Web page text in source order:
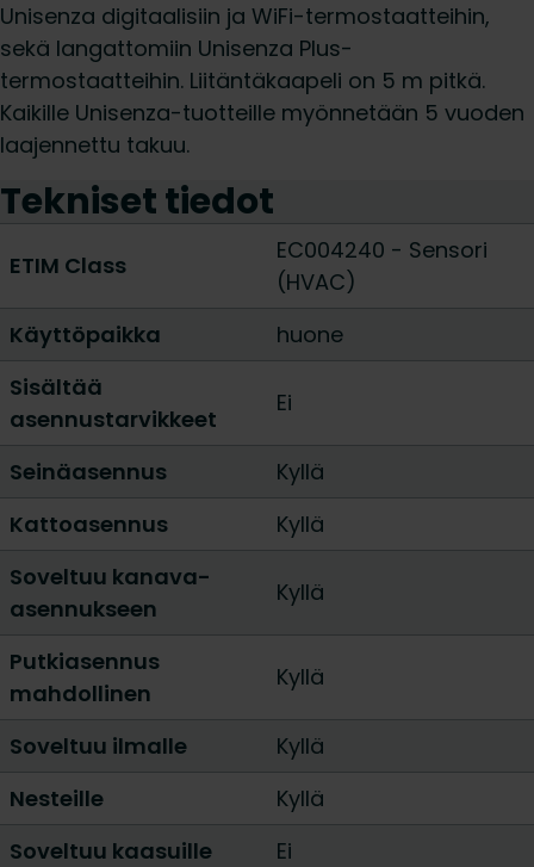
Unisenza digitaalisiin ja WiFi-termostaatteihin,
sekä langattomiin Unisenza Plus-
termostaatteihin. Liitäntäkaapeli on 5 m pitkä.
Kaikille Unisenza-tuotteille myönnetään 5 vuoden
laajennettu takuu.
Tekniset tiedot
ETIM Class
EC004240 - Sensori
(HVAC)
Käyttöpaikka
huone
Sisältää
asennustarvikkeet
Ei
Seinäasennus
Kyllä
Kattoasennus
Kyllä
Soveltuu kanava-
asennukseen
Kyllä
Putkiasennus
mahdollinen
Kyllä
Soveltuu ilmalle
Kyllä
Nesteille
Kyllä
Soveltuu kaasuille
Ei